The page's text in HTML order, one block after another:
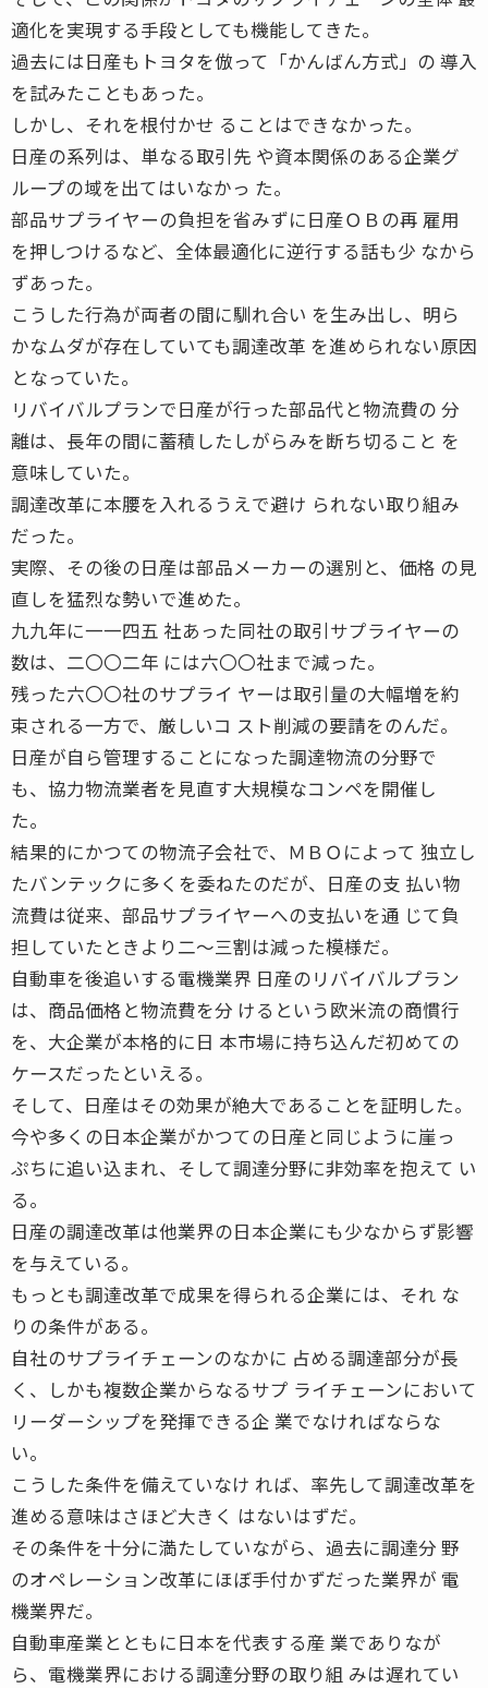
適化を実現する手段としても機能してきた。
過去には日産もトヨタを倣って「かんばん方式」の 導入
を試みたこともあった。
しかし、それを根付かせ ることはできなかった。
日産の系列は、単なる取引先 や資本関係のある企業グ
ループの域を出てはいなかっ た。
部品サプライヤーの負担を省みずに日産ＯＢの再 雇用
を押しつけるなど、全体最適化に逆行する話も少 なから
ずあった。
こうした行為が両者の間に馴れ合い を生み出し、明ら
かなムダが存在していても調達改革 を進められない原因
となっていた。
リバイバルプランで日産が行った部品代と物流費の 分
離は、長年の間に蓄積したしがらみを断ち切ること を
意味していた。
調達改革に本腰を入れるうえで避け られない取り組み
だった。
実際、その後の日産は部品メーカーの選別と、価格 の見
直しを猛烈な勢いで進めた。
九九年に一一四五 社あった同社の取引サプライヤーの
数は、二〇〇二年 には六〇〇社まで減った。
残った六〇〇社のサプライ ヤーは取引量の大幅増を約
束される一方で、厳しいコ スト削減の要請をのんだ。
日産が自ら管理することになった調達物流の分野で
も、協力物流業者を見直す大規模なコンペを開催し
た。
結果的にかつての物流子会社で、ＭＢＯによって 独立し
たバンテックに多くを委ねたのだが、日産の支 払い物
流費は従来、部品サプライヤーへの支払いを通 じて負
担していたときより二〜三割は減った模様だ。
自動車を後追いする電機業界 日産のリバイバルプラン
は、商品価格と物流費を分 けるという欧米流の商慣行
を、大企業が本格的に日 本市場に持ち込んだ初めての
ケースだったといえる。
そして、日産はその効果が絶大であることを証明した。
今や多くの日本企業がかつての日産と同じように崖っ
ぷちに追い込まれ、そして調達分野に非効率を抱えて い
る。
日産の調達改革は他業界の日本企業にも少なからず影響
を与えている。
もっとも調達改革で成果を得られる企業には、それ な
りの条件がある。
自社のサプライチェーンのなかに 占める調達部分が長
く、しかも複数企業からなるサプ ライチェーンにおいて
リーダーシップを発揮できる企 業でなければならな
い。
こうした条件を備えていなけ れば、率先して調達改革を
進める意味はさほど大きく はないはずだ。
その条件を十分に満たしていながら、過去に調達分 野
のオペレーション改革にほぼ手付かずだった業界が 電
機業界だ。
自動車産業とともに日本を代表する産 業でありなが
ら、電機業界における調達分野の取り組 みは遅れてい